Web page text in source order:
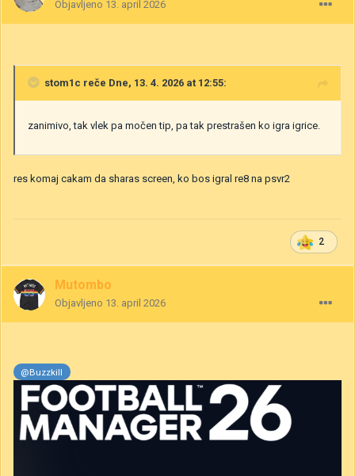
Objavljeno 13. april 2026
stom1c reče Dne, 13. 4. 2026 at 12:55:
zanimivo, tak vlek pa močen tip, pa tak prestrašen ko igra igrice.
res komaj cakam da sharas screen, ko bos igral re8 na psvr2
2
Mutombo
Objavljeno 13. april 2026
@Buzzkill